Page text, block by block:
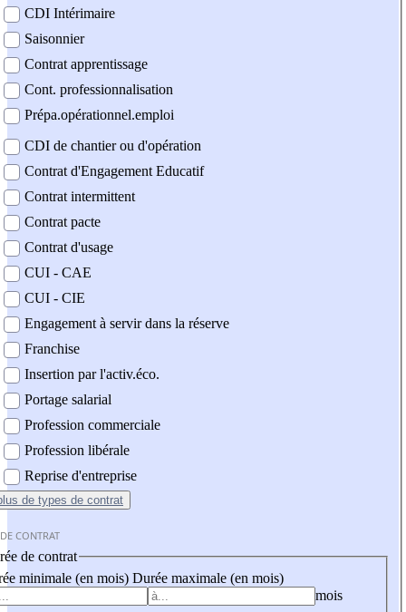
CDI Intérimaire
Saisonnier
Contrat apprentissage
Cont. professionnalisation
Prépa.opérationnel.emploi
CDI de chantier ou d'opération
Contrat d'Engagement Educatif
Contrat intermittent
Contrat pacte
Contrat d'usage
CUI - CAE
CUI - CIE
Engagement à servir dans la réserve
Franchise
Insertion par l'activ.éco.
Portage salarial
Profession commerciale
Profession libérale
Reprise d'entreprise
de types de contrat
CONTRAT
de contrat
minimale (en mois) Durée maximale (en mois)
mois